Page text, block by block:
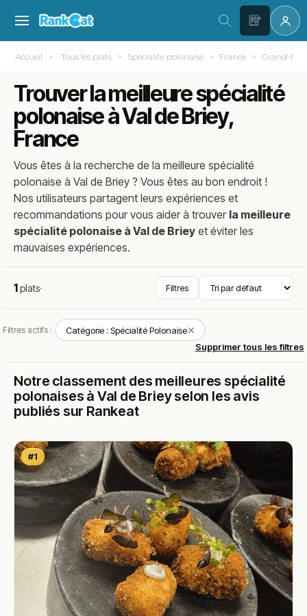
Accueil Tous les plats Specialite polonaise France Grand-Est
Trouver la meilleure spécialité
polonaise à Val de Briey,
France
Vous êtes à la recherche de la meilleurespécialité
polonaise àVal de Briey ? Vous êtes au bon endroit !
Nos utilisateurs partagent leurs expériences et
recommandations pour vous aider à trouver la meilleure
spécialité polonaise à Val de Briey et éviter les
mauvaises expériences.
1plats· Filtres
Filtres actifs : Catégorie : Spécialité Polonaise✕
Supprimer tous les filtres
Notre classement des meilleures spécialité
polonaises à Val de Briey selon les avis
publiés sur Rankeat
#1